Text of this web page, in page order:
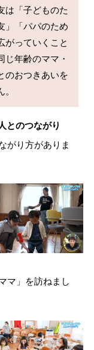
は「子どものた
」「パパのため
がっていくこと
じ年齢のママ・
のおつきあいを
とのつながり
がり方がありま
マ」を訪ねまし